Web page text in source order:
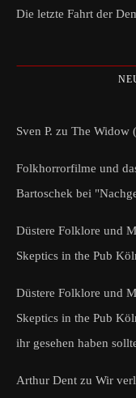
Die letzte Fahrt der
Sven P. zu The Widow
Folkhorrorfilme und
Bartoschek bei
Düstere Folklore und
Skeptics in the Pub
Düstere Folklore und
Skeptics in the Pub
ihr gesehen haben
Arthur Dent zu Wir